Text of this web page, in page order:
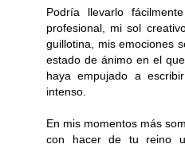
Podría llevarlo
profesional, mi sol
guillotina, mis emociones
estado de ánimo en el
haya empujado a
intenso.
En mis momentos más
con hacer de tu reino